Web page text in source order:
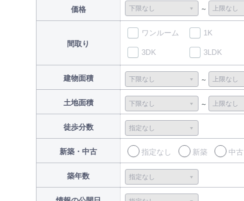
価格
間取り
ワンルーム 1K
3DK 3LDK
建物面積
土地面積
徒歩分数
新築・中古 指定なし 新築 中古
築年数